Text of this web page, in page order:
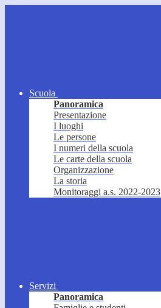
Scuola
Panoramica
Presentazione
I luoghi
Le persone
I numeri della scuola
Le carte della scuola
Organizzazione
La storia
Monitoraggi a.s. 2022-2023
Servizi
Panoramica